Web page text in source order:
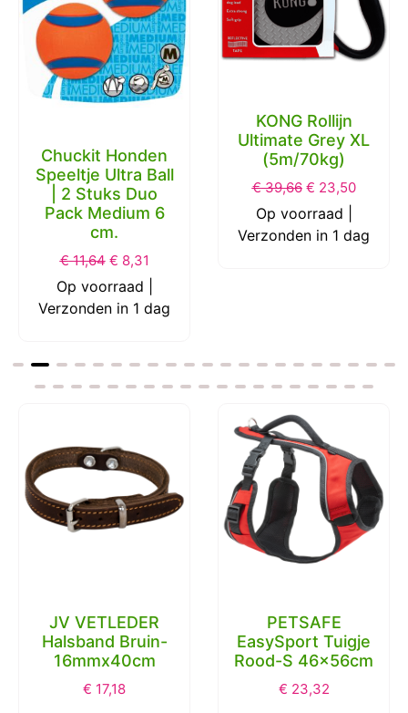
Chuckit Honden
Speeltje Ultra Ball
| 2 Stuks Duo
Pack Medium 6
cm.
€11,64 € 8,31
Op voorraad |
Verzonden in 1 dag
KONG Rollijn
Ultimate Grey XL
(5m/70kg)
€39,66 € 23,50
Op voorraad |
Verzonden in 1 dag
JV VETLEDER
Halsband Bruin-
16mmx40cm
€ 17,18
PETSAFE
EasySport Tuigje
Rood-S 46x56cm
€ 23,32